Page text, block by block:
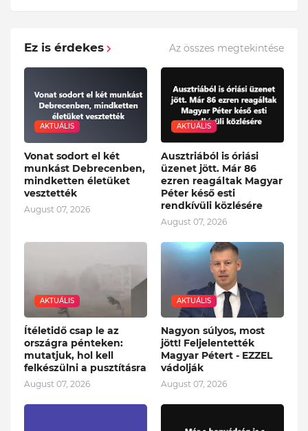
Ez is érdekes Az összes megtekintése
AKTUÁLIS
Vonat sodort el két
munkást Debrecenben,
mindketten életüket
vesztették
August 07, 2026
AKTUÁLIS
Ausztriából is óriási
üzenet jött. Már 86
ezren reagáltak Magyar
Péter késő esti
rendkívüli közlésére
August 07, 2026
AKTUÁLIS
Ítéletidő csap le az
országra pénteken:
mutatjuk, hol kell
felkészülni a pusztításra
August 07, 2026
AKTUÁLIS
Nagyon súlyos, most
jött! Feljelentették
Magyar Pétert - EZZEL
vádolják
August 07, 2026